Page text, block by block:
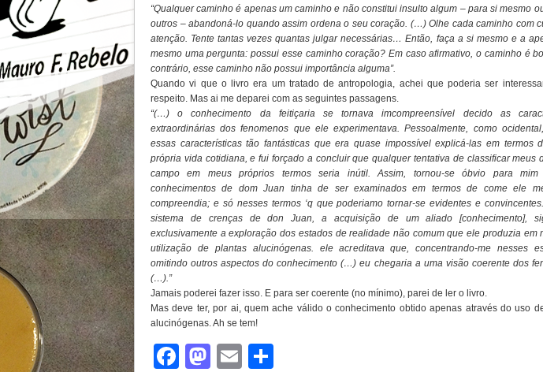
“Qualquer caminho é apenas um caminho e não constitui insulto algum – para si mesmo
outros – abandoná-lo quando assim ordena o seu coração. (…) Olhe cada caminho com
atenção. Tente tantas vezes quantas julgar necessárias… Então, faça a si mesmo e a
mesmo uma pergunta: possui esse caminho coração? Em caso afirmativo, o caminho é
contrário, esse caminho não possui importância alguma”.
Quando vi que o livro era um tratado de antropologia, achei que poderia ser
respeito. Mas ai me deparei com as seguintes passagens.
“(…) o conhecimento da feitiçaria se tornava imcompreensível decido as
extraordinárias dos fenomenos que ele experimentava. Pessoalmente, como
essas características tão fantásticas que era quase impossível explicá-las em termos
própria vida cotidiana, e fui forçado a concluir que qualquer tentativa de classificar meus
campo em meus próprios termos seria inútil. Assim, tornou-se óbvio para
conhecimentos de dom Juan tinha de ser examinados em termos de come ele
compreendia; e só nesses termos ‘q que poderiamo tornar-se evidentes e
sistema de crenças de don Juan, a acquisição de um aliado [conhecimento],
exclusivamente a exploração dos estados de realidade não comum que ele produzia em
utilização de plantas alucinógenas. ele acreditava que, concentrando-me nesses
omitindo outros aspectos do conhecimento (…) eu chegaria a uma visão coerente dos
(…).”
Jamais poderei fazer isso. E para ser coerente (no mínimo), parei de ler o livro.
Mas deve ter, por ai, quem ache válido o conhecimento obtido apenas através do uso
alucinógenas. Ah se tem!
Facebook
Mastodon
Email